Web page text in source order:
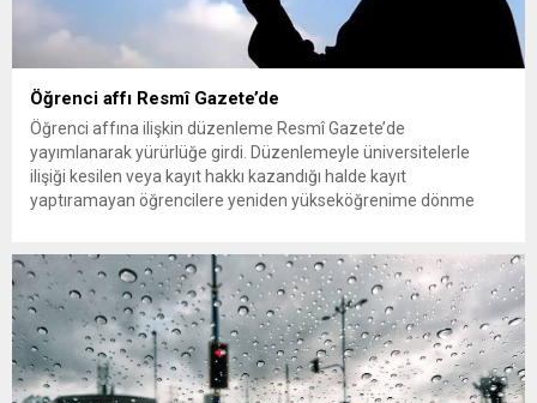
Öğrenci affı Resmî Gazete’de
Öğrenci affına ilişkin düzenleme Resmî Gazete’de
yayımlanarak yürürlüğe girdi. Düzenlemeyle üniversitelerle
ilişiği kesilen veya kayıt hakkı kazandığı halde kayıt
yaptıramayan öğrencilere yeniden yükseköğrenime dönme
kesilen öğrencilere yeniden öğrenim hakkı tanıyan “öğrenci
affı” düzenlemesi böylece resmen...